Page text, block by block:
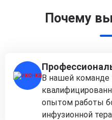
Почему
В нашей команде
опытом работы
инфузионной